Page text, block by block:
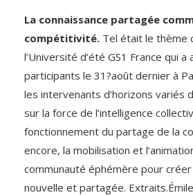
La connaissance partagée
compétitivité. Tel était le thème
l’Université d’été GS1 France qui a
participants le 31?août dernier à
les intervenants d’horizons variés
sur la force de l’intelligence
fonctionnement du partage de la
encore, la mobilisation et
communauté éphémère pour créer
nouvelle et partagée.